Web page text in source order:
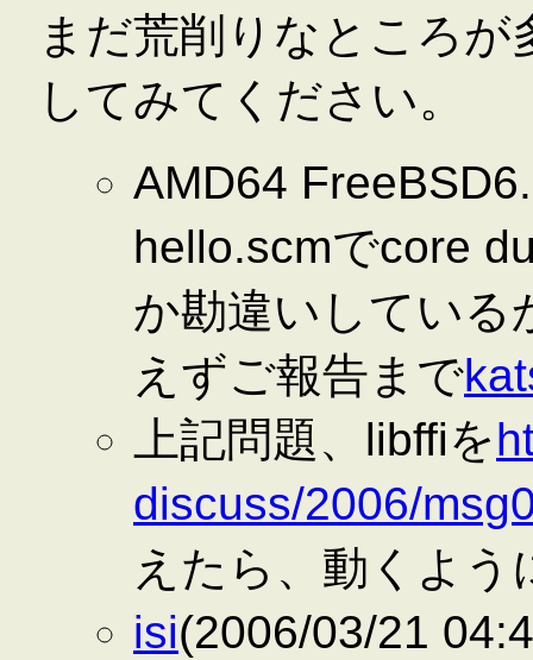
まだ荒削りなところ
してみてください。
AMD64
hello.scmでcore
か勘違いしている
えずご報告まで
上記問題、libffiを
discuss/2006/
えたら、動くよ
isi(2006/03/21